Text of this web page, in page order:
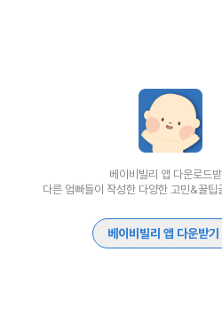
베이비빌리 앱 다운로드
다른 엄빠들이 작성한 다양한 고민&꿀팁
베이비빌리 앱 다운받기